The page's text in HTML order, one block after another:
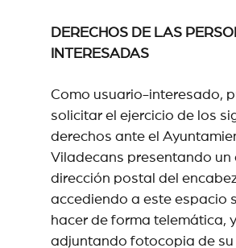
DERECHOS DE LAS
INTERESADAS
Como usuario-interesado,
solicitar el ejercicio de los
derechos ante el
Viladecans presentando un
dirección postal del
accediendo a este espacio
hacer de forma telemática, y
adjuntando fotocopia de su